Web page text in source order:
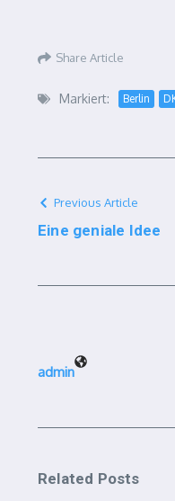
Share Article
Markiert: Berlin
Previous Article
Eine geniale Idee
admin
Related Posts